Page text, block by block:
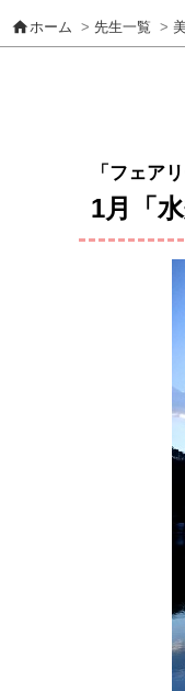
homeホーム > 先生一覧 >
「フェア
1月「